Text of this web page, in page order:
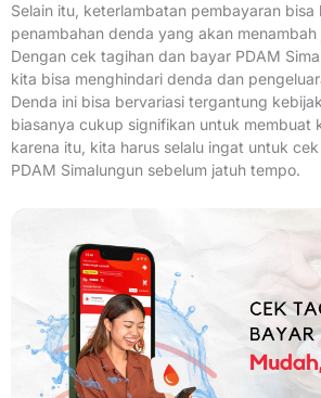
Selain itu, keterlambatan pembayaran
penambahan denda yang akan
Dengan cek tagihan dan bayar PDAM
kita bisa menghindari denda dan
Denda ini bisa bervariasi tergantung
biasanya cukup signifikan untuk membuat
karena itu, kita harus selalu ingat untuk
PDAM Simalungun sebelum jatuh tempo.